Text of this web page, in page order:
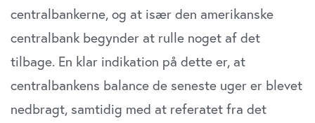
centralbankerne, og at især den amerikanske
centralbank begynder at rulle noget af det
tilbage. En klar indikation på dette er, at
centralbankens balance de seneste uger er blevet
nedbragt, samtidig med at referatet fra det